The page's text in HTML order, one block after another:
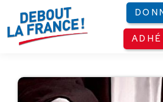
Panneau de gestion des cookies